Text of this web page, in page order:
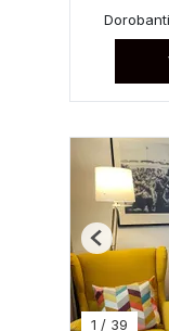
1 / 39
Previous